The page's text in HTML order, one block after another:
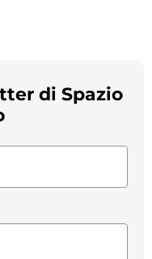
di Spazio